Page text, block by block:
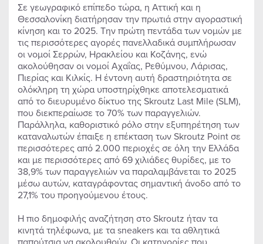
Σε γεωγραφικό επίπεδο τώρα, η Αττική και η
Θεσσαλονίκη διατήρησαν την πρωτιά στην αγοραστική
κίνηση και το 2025. Την πρώτη πεντάδα των νομών με
τις περισσότερες αγορές πανελλαδικά συμπλήρωσαν
οι νομοί Σερρών, Ηρακλείου και Κοζάνης, ενώ
ακολούθησαν οι νομοί Αχαΐας, Ρεθύμνου, Λάρισας,
Πιερίας και Κιλκίς. Η έντονη αυτή δραστηριότητα σε
ολόκληρη τη χώρα υποστηρίχθηκε αποτελεσματικά
από το διευρυμένο δίκτυο της Skroutz Last Mile (SLM),
που διεκπεραίωσε το 70% των παραγγελιών.
Παράλληλα, καθοριστικό ρόλο στην εξυπηρέτηση των
καταναλωτών έπαιξε η επέκταση των Skroutz Point σε
περισσότερες από 2.000 περιοχές σε όλη την Ελλάδα
και με περισσότερες από 69 χιλιάδες θυρίδες, με το
38,9% των παραγγελιών να παραλαμβάνεται το 2025
μέσω αυτών, καταγράφοντας σημαντική άνοδο από το
27,1% του προηγούμενου έτους.
Η πιο δημοφιλής αναζήτηση στο Skroutz ήταν τα
κινητά τηλέφωνα, με τα sneakers και τα αθλητικά